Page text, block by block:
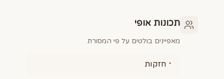
תכונות אופי
מאפיינים בולטים על פי המסורת
חזקות